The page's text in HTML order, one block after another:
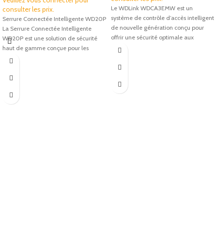
consulter les prix.
Serrure Connectée Intelligente WD20P
La Serrure Connectée Intelligente
WD20P est une solution de sécurité
haut de gamme conçue pour les
Le WDLink WDCA3EMW est un
système de contrôle d’accès intelligent
de nouvelle génération conçu pour
offrir une sécurité optimale aux